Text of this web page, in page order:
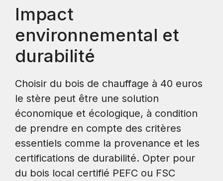
Impact
environnemental et
durabilité
Choisir du bois de chauffage à 40 euros
le stère peut être une solution
économique et écologique, à condition
de prendre en compte des critères
essentiels comme la provenance et les
certifications de durabilité. Opter pour
du bois local certifié PEFC ou FSC